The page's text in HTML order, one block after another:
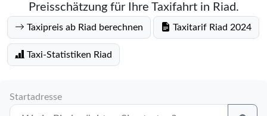
Preisschätzung für Ihre Taxifahrt in Riad.
Taxipreis ab Riad berechnen Taxitarif Riad 2024
Taxi-Statistiken Riad
Startadresse